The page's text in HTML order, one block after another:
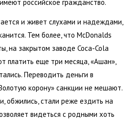
российское гражданство.
и живет слухами и надеждами,
Тем более, что McDonalds
на закрытом заводе Coca-Cola
платить еще три месяца, «Ашан»,
Переводить деньги в
корону» санкции не мешают.
обжились, стали реже ездить на
видеться с родными хоть